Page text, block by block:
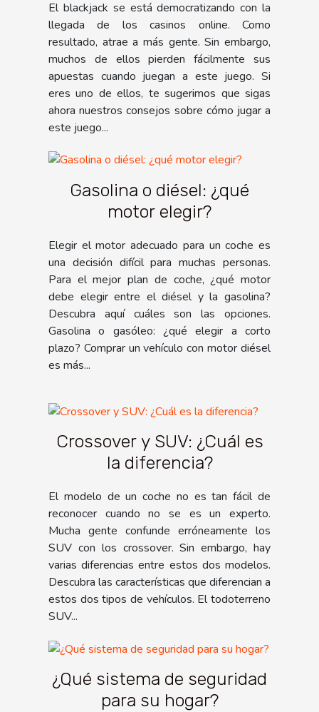
El blackjack se está democratizando con la
llegada de los casinos online. Como
resultado, atrae a más gente. Sin embargo,
muchos de ellos pierden fácilmente sus
apuestas cuando juegan a este juego. Si
eres uno de ellos, te sugerimos que sigas
ahora nuestros consejos sobre cómo jugar a
este juego...
Gasolina o diésel: ¿qué
motor elegir?
Elegir el motor adecuado para un coche es
una decisión difícil para muchas personas.
Para el mejor plan de coche, ¿qué motor
debe elegir entre el diésel y la gasolina?
Descubra aquí cuáles son las opciones.
Gasolina o gasóleo: ¿qué elegir a corto
plazo? Comprar un vehículo con motor diésel
es más...
Crossover y SUV: ¿Cuál es
la diferencia?
El modelo de un coche no es tan fácil de
reconocer cuando no se es un experto.
Mucha gente confunde erróneamente los
SUV con los crossover. Sin embargo, hay
varias diferencias entre estos dos modelos.
Descubra las características que diferencian a
estos dos tipos de vehículos. El todoterreno
SUV...
¿Qué sistema de seguridad
para su hogar?